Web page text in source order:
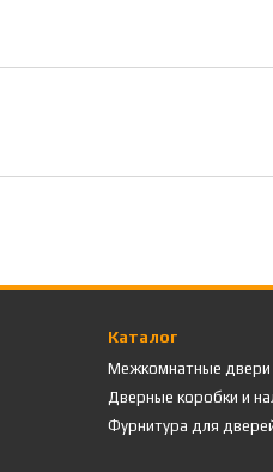
Каталог
Межкомнатные двери
Дверные коробки и
Фурнитура для